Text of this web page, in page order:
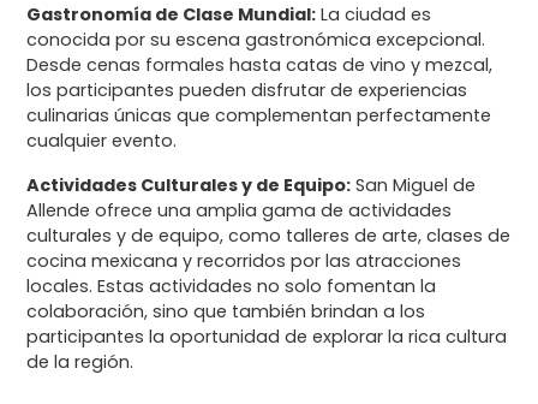
Gastronomía de Clase Mundial: La ciudad es
conocida por su escena gastronómica excepcional.
Desde cenas formales hasta catas de vino y mezcal,
los participantes pueden disfrutar de experiencias
culinarias únicas que complementan perfectamente
cualquier evento.
Actividades Culturales y de Equipo: San Miguel de
Allende ofrece una amplia gama de actividades
culturales y de equipo, como talleres de arte, clases de
cocina mexicana y recorridos por las atracciones
locales. Estas actividades no solo fomentan la
colaboración, sino que también brindan a los
participantes la oportunidad de explorar la rica cultura
de la región.